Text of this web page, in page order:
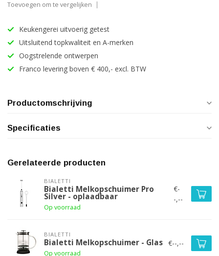
Toevoegen om te vergelijken
Keukengerei uitvoerig getest
Uitsluitend topkwaliteit en A-merken
Oogstrelende ontwerpen
Franco levering boven € 400,- excl. BTW
Productomschrijving
Specificaties
Gerelateerde producten
BIALETTI
Bialetti Melkopschuimer Pro
Silver - oplaadbaar
Op voorraad
€-
-,--
BIALETTI
Bialetti Melkopschuimer - Glas
Op voorraad
€--,--